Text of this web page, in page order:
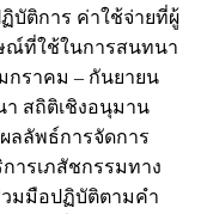
บัติการ ค่าใช้จ่ายที่ผู้
ณ์ที่ใช้ในการสนทนา
กราคม – กันยายน
า สถิติเชิงอนุมาน
ผลลัพธ์การจัดการ
ารเภสัชกรรมทาง
วมมือปฏิบัติตามคำ